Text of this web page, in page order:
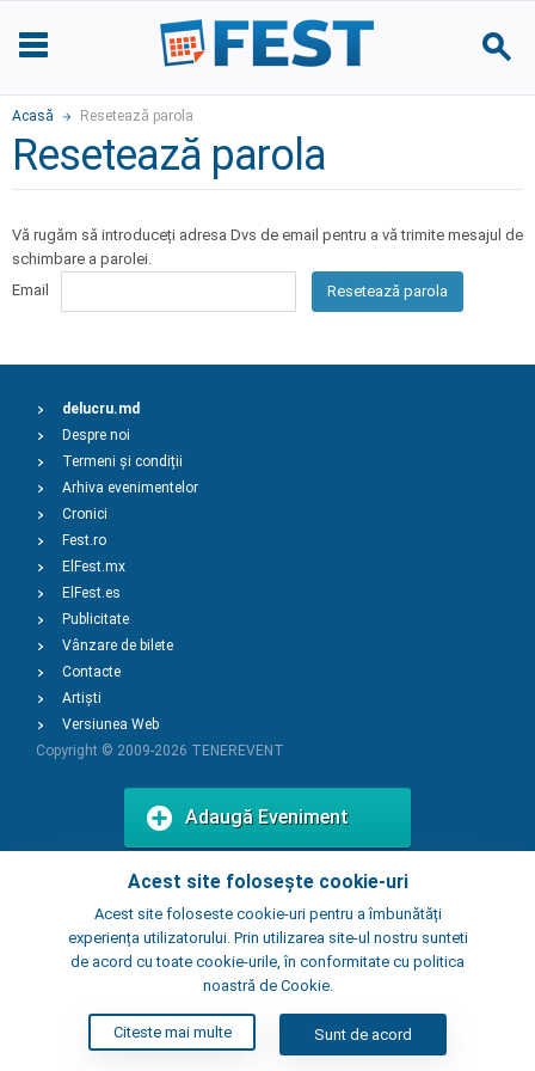
Acasă Resetează parola
Resetează parola
Vă rugăm să introduceți adresa Dvs de email pentru a vă trimite mesajul de
schimbare a parolei.
Email
Resetează parola
Acest site folosește cookie-uri
Acest site foloseste cookie-uri pentru a îmbunătăți
experiența utilizatorului. Prin utilizarea site-ul nostru sunteti
de acord cu toate cookie-urile, în conformitate cu politica
noastră de Cookie.
Citeste mai multe Sunt de acord
delucru.md
Despre noi
Termeni și condiții
Arhiva evenimentelor
Cronici
Fest.ro
ElFest.mx
ElFest.es
Publicitate
Vânzare de bilete
Contacte
Artiști
Versiunea Web
Copyright © 2009-2026 TENEREVENT
Adaugă Eveniment
Adaugă Local